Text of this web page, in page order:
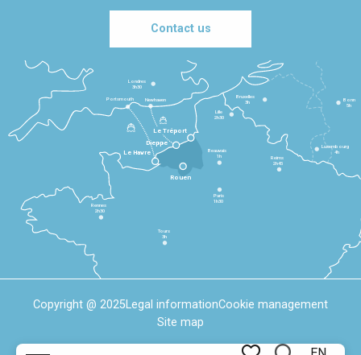
Contact us
Le Havre
Dieppe
Le Tréport
Rennes
2h30
Tours
3h
Paris
1h30
Beauvais
1h
Reims
2h45
Lille
2h30
Bruxelles
3h
Londres
3h30
Newhaven
Portsmouth
Bonn
5h
Luxembourg
4h
Rouen
Copyright @ 2025Legal informationCookie management
Site map